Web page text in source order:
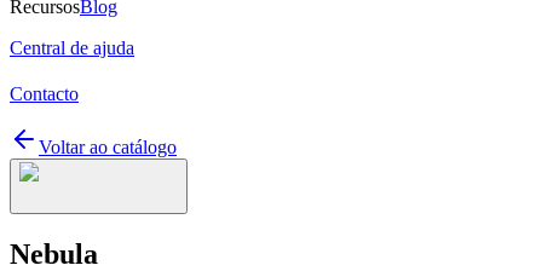
RecursosBlog
Central de ajuda
Contacto
Voltar ao catálogo
Nebula